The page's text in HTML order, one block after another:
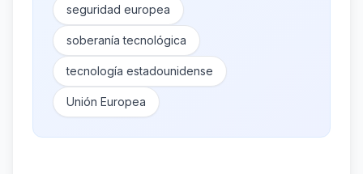
seguridad europea
soberanía tecnológica
tecnología estadounidense
Unión Europea